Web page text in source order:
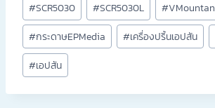
#SCR5030 #SCR5030L #
#กระดาษEPMedia #เครื่องปริ้นเอปสัน
#เอปสัน